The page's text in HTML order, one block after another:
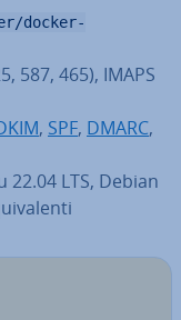
docker-
587, 465), IMAPS
, SPF, DMARC,
22.04 LTS, Debian